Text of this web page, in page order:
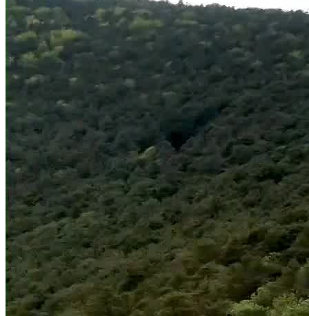
Tour mit dem Oldtimerbus
76829 Landau, Deutschland
Eventdauer
3 - 8 Stunden
Personen
4 - 90 Personen
Sprache
Deutsch, Englisch